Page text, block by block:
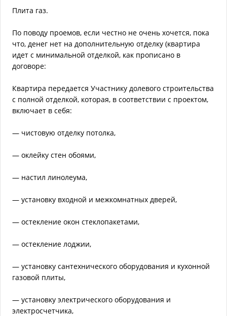
Плита газ.
По поводу проемов, если честно не очень хочется, пока
что, денег нет на дополнительную отделку (квартира
идет с минимальной отделкой, как прописано в
договоре:
Квартира передается Участнику долевого строительства
с полной отделкой, которая, в соответствии с проектом,
включает в себя:
— чистовую отделку потолка,
— оклейку стен обоями,
— настил линолеума,
— установку входной и межкомнатных дверей,
— остекление окон стеклопакетами,
— остекление лоджии,
— установку сантехнического оборудования и кухонной
газовой плиты,
— установку электрического оборудования и
электросчетчика,